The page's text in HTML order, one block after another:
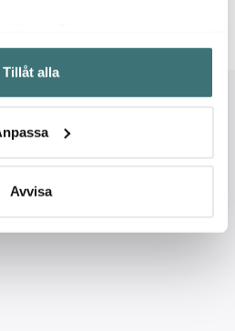
om din geografiska plats som
på upp till flera meter
att aktivt skanna den för
personliga uppgifter
ditt samtycke när som
innehållet och annonserna
vi tror att du tycker om. Det
bestämmer själv vilka cookies
Tillåt alla
Avvisa